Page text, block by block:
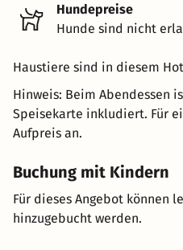
Hundepreise
Hunde sind nicht
Haustiere sind in diesem
Hinweis: Beim Abendessen
Speisekarte inkludiert. Für
Aufpreis an.
Buchung mit Kindern
Für dieses Angebot können
hinzugebucht werden.